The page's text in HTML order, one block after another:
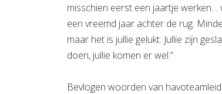
misschien eerst een jaartje werken…
een vreemd jaar achter de rug.
maar het is jullie gelukt. Jullie zijn
doen, jullie komen er wel.”
Bevlogen woorden van